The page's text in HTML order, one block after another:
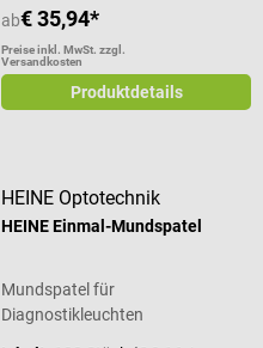
ab€ 35,94*
Preise inkl. MwSt. zzgl.
Versandkosten
Produktdetails
HEINE Optotechnik
HEINE Einmal-Mundspatel
Mundspatel für
Diagnostikleuchten